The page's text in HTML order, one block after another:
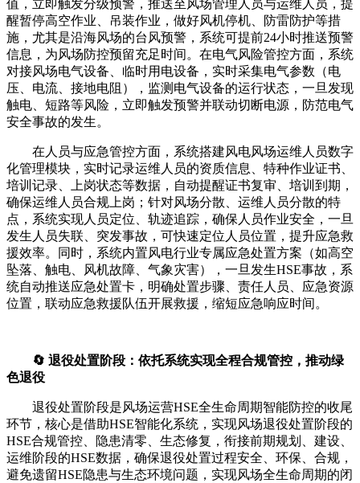
值，立即触发分级预警，推送至风场管理人员与运维人员，提
醒暂停高空作业、吊装作业，做好风机停机、防雷防护等措
施，尤其是沿海风场的台风预警，系统可提前24小时推送预警
信息，为风场防控预留充足时间。在电气风险管控方面，系统
对接风场电气设备、临时用电设备，实时采集电气参数（电
压、电流、接地电阻），监测电气设备的运行状态，一旦发现
触电、短路等风险，立即触发预警并联动切断电源，防范电气
安全事故的发生。
在人员与应急管控方面，系统搭建风电风场运维人员数字
化管理模块，实时记录运维人员的资质信息、特种作业证书、
培训记录、上岗状态等数据，自动提醒证书复审、培训到期，
确保运维人员合规上岗；针对风场分散、运维人员分散的特
点，系统实现人员定位、轨迹追踪，确保人员作业安全，一旦
发生人员失联、突发事故，可快速定位人员位置，提升应急救
援效率。同时，系统内置风电行业专属应急处置方案（如高空
坠落、触电、风机故障、气象灾害），一旦发生HSE事故，系
统自动推送应急处置卡，明确处置步骤、责任人员、应急资源
位置，联动应急救援队伍开展救援，缩短应急响应时间。
🔄 退役处置阶段：依托系统实现全程合规管控，推动绿
色退役
退役处置阶段是风场运营HSE全生命周期智能防控的收尾
环节，核心是借助HSE智能化系统，实现风场退役处置阶段的
HSE合规管控、隐患清零、生态修复，衔接前期规划、建设、
运维阶段的HSE数据，确保退役处置过程安全、环保、合规，
避免遗留HSE隐患与生态环境问题，实现风场全生命周期的闭